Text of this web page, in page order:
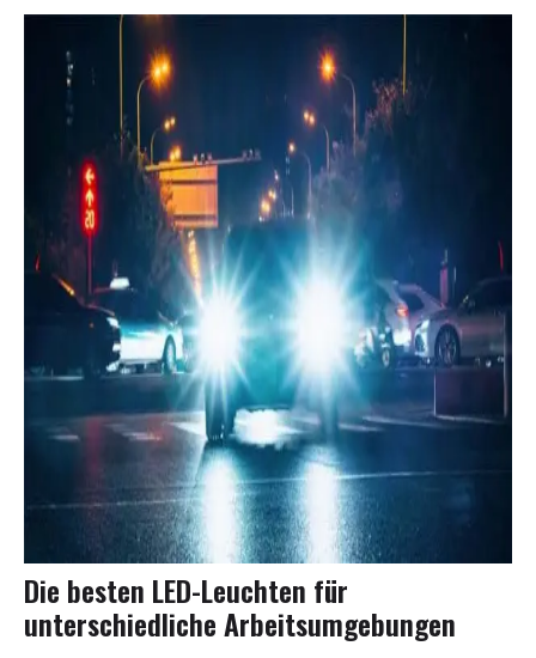
Die besten LED-Leuchten für
unterschiedliche Arbeitsumgebungen